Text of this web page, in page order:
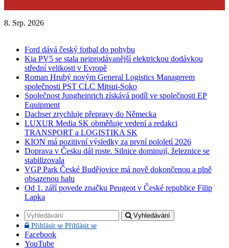
8. Srp. 2026
Ford dává český fotbal do pohybu
Kia PV5 se stala nejprodávanější elektrickou dodávkou
střední velikosti v Evropě
Roman Hrubý novým General Logistics Managerem
společnosti PST CLC Mitsui-Soko
Společnost Jungheinrich získává podíl ve společnosti EP
Equipment
Dachser zrychluje přepravy do Německa
LUXUR Media SK obměňuje vedení a redakci
TRANSPORT a LOGISTIKA SK
KION má pozitivní výsledky za první pololetí 2026
Doprava v Česku dál roste. Silnice dominují, železnice se
stabilizovala
VGP Park České Budějovice má nově dokončenou a plně
obsazenou halu
Od 1. září povede značku Peugeot v České republice Filip
Lapka
Vyhledávání
Přihlásit se Přihlásit se
Facebook
YouTube